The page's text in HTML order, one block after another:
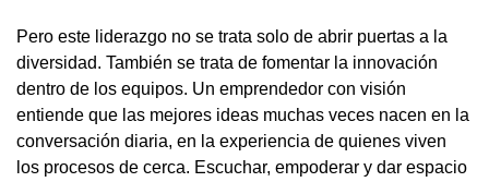
Pero este liderazgo no se trata solo de abrir puertas a la
diversidad. También se trata de fomentar la innovación
dentro de los equipos. Un emprendedor con visión
entiende que las mejores ideas muchas veces nacen en la
conversación diaria, en la experiencia de quienes viven
los procesos de cerca. Escuchar, empoderar y dar espacio